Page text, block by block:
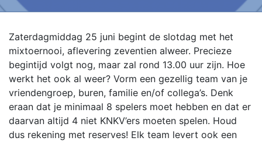
Zaterdagmiddag 25 juni begint de slotdag met het
mixtoernooi, aflevering zeventien alweer. Precieze
begintijd volgt nog, maar zal rond 13.00 uur zijn. Hoe
werkt het ook al weer? Vorm een gezellig team van je
vriendengroep, buren, familie en/of collega’s. Denk
eraan dat je minimaal 8 spelers moet hebben en dat er
daarvan altijd 4 niet KNKV’ers moeten spelen. Houd
dus rekening met reserves! Elk team levert ook een